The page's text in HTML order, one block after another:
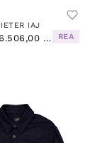
IAJ
6.506,00 Kč REA